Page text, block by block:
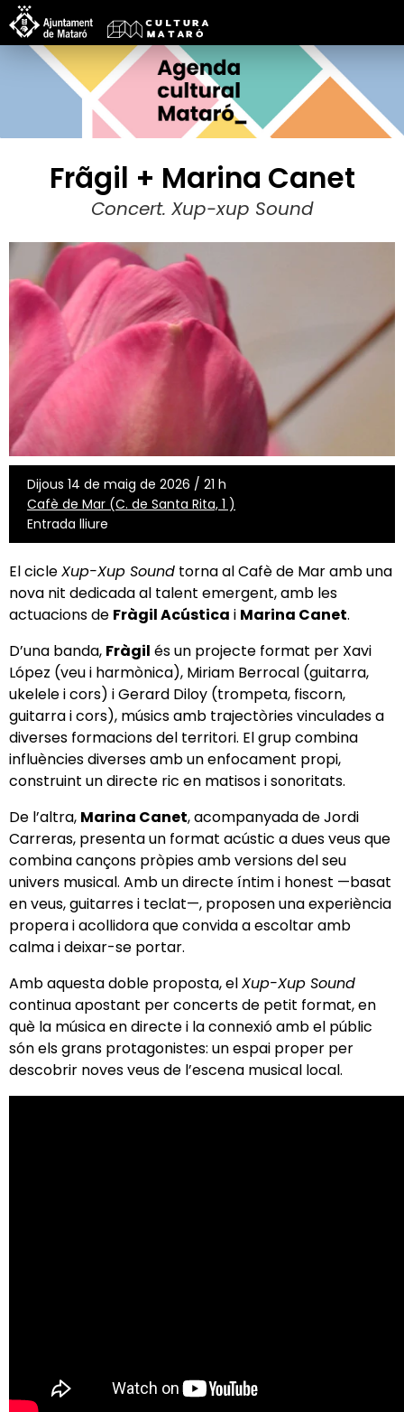
Frãgil + Marina Canet
Concert. Xup-xup Sound
Dijous 14 de maig de 2026 / 21 h
Cafè de Mar (C. de Santa Rita, 1 )
Entrada lliure
El cicleXup-Xup Sound torna al Cafè de Mar amb una
nova nit dedicada al talent emergent, amb les
actuacions de Fràgil Acústica i Marina Canet.
D’una banda, Fràgil és un projecte format per Xavi
López (veu i harmònica), Miriam Berrocal (guitarra,
ukelele i cors) i Gerard Diloy (trompeta, fiscorn,
guitarra i cors), músics amb trajectòries vinculades a
diverses formacions del territori. El grup combina
influències diverses amb un enfocament propi,
construint un directe ric en matisos i sonoritats.
De l’altra, Marina Canet, acompanyada de Jordi
Carreras, presenta un format acústic a dues veus que
combina cançons pròpies amb versions del seu
univers musical. Amb un directe íntim i honest —basat
en veus, guitarres i teclat—, proposen una experiència
propera i acollidora que convida a escoltar amb
calma i deixar-se portar.
Amb aquesta doble proposta, elXup-Xup Sound
continua apostant per concerts de petit format, en
què la música en directe i la connexió amb el públic
són els grans protagonistes: un espai proper per
descobrir noves veus de l’escena musical local.